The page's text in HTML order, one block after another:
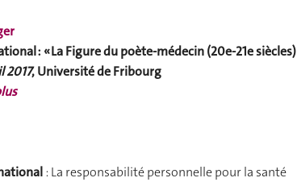
: « La Figure du poète-médecin (20e-21e siècles)
2017, Université de Fribourg
: La responsabilité personnelle pour la santé